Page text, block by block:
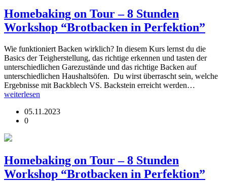
Homebaking on Tour – 8 Stunden
Workshop “Brotbacken in Perfektion”
Wie funktioniert Backen wirklich? In diesem Kurs lernst du die
Basics der Teigherstellung, das richtige erkennen und tasten der
unterschiedlichen Garezustände und das richtige Backen auf
unterschiedlichen Haushaltsöfen. Du wirst überrascht sein, welche
Ergebnisse mit Backblech VS. Backstein erreicht werden…
weiterlesen
05.11.2023
0
Homebaking on Tour – 8 Stunden
Workshop “Brotbacken in Perfektion”